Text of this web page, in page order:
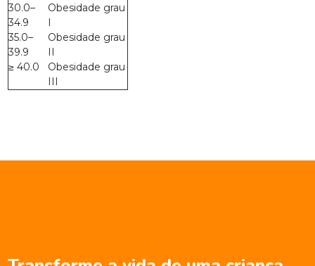
30.0–
34.9
Obesidade grau
I
35.0–
39.9
Obesidade grau
II
≥ 40.0
Obesidade grau
III